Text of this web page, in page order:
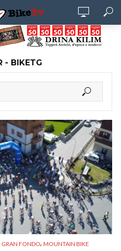
- BIKETG
GRAN FONDO, MOUNTAIN BIKE